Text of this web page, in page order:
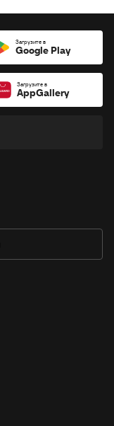
Загрузите в
Google Play
Загрузите в
AppGallery